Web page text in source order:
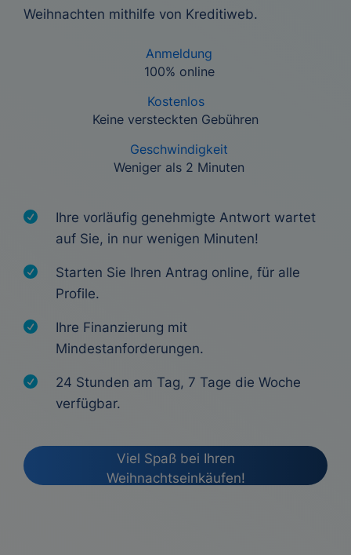
Weihnachten mithilfe von Kreditiweb.
Anmeldung
100% online
Kostenlos
Keine versteckten Gebühren
Geschwindigkeit
Weniger als 2 Minuten
Ihre vorläufig genehmigte Antwort wartet
auf Sie, in nur wenigen Minuten!
Starten Sie Ihren Antrag online, für alle
Profile.
Ihre Finanzierung mit
Mindestanforderungen.
24 Stunden am Tag, 7 Tage die Woche
verfügbar.
Viel Spaß bei Ihren
Weihnachtseinkäufen!